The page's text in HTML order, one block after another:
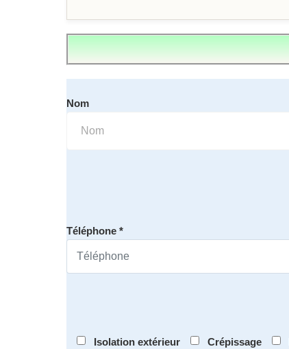
Nom
Téléphone *
Isolation extérieur Crépissage